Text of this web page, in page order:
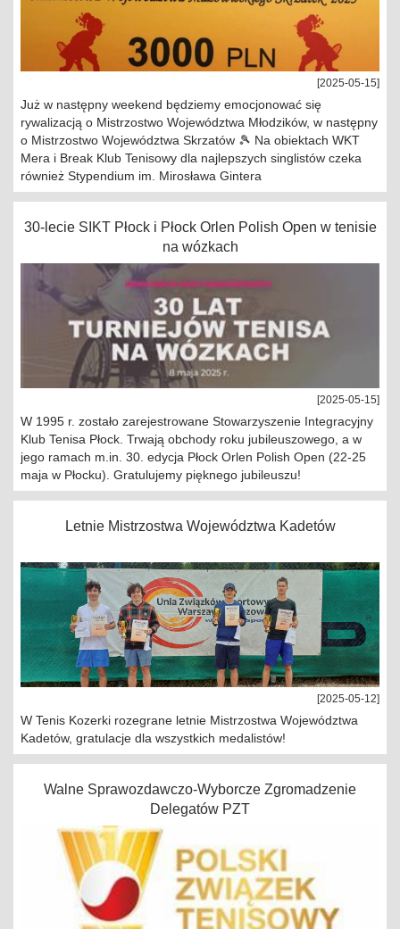
[2025-05-15]
Już w następny weekend będziemy emocjonować się
rywalizacją o Mistrzostwo Województwa Młodzików, w następny
o Mistrzostwo Województwa Skrzatów 🎾 Na obiektach WKT
Mera i Break Klub Tenisowy dla najlepszych singlistów czeka
również Stypendium im. Mirosława Gintera
30-lecie SIKT Płock i Płock Orlen Polish Open w tenisie
na wózkach
[2025-05-15]
W 1995 r. zostało zarejestrowane Stowarzyszenie Integracyjny
Klub Tenisa Płock. Trwają obchody roku jubileuszowego, a w
jego ramach m.in. 30. edycja Płock Orlen Polish Open (22-25
maja w Płocku). Gratulujemy pięknego jubileuszu!
Letnie Mistrzostwa Województwa Kadetów
[2025-05-12]
W Tenis Kozerki rozegrane letnie Mistrzostwa Województwa
Kadetów, gratulacje dla wszystkich medalistów!
Walne Sprawozdawczo-Wyborcze Zgromadzenie
Delegatów PZT